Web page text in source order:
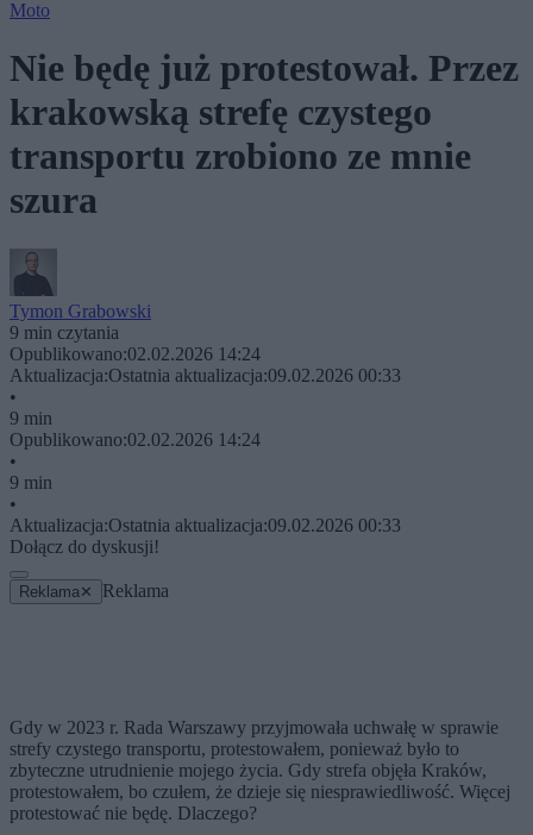
Moto
Nie będę już protestował. Przez
krakowską strefę czystego
transportu zrobiono ze mnie
szura
Tymon Grabowski
9 min czytania
Opublikowano:02.02.2026 14:24
Aktualizacja:Ostatnia aktualizacja:09.02.2026 00:33
•
9 min
Opublikowano:02.02.2026 14:24
•
9 min
•
Aktualizacja:Ostatnia aktualizacja:09.02.2026 00:33
Dołącz do dyskusji!
Reklama ✕ Reklama
Gdy w 2023 r. Rada Warszawy przyjmowała uchwałę w sprawie
strefy czystego transportu, protestowałem, ponieważ było to
zbyteczne utrudnienie mojego życia. Gdy strefa objęła Kraków,
protestowałem, bo czułem, że dzieje się niesprawiedliwość. Więcej
protestować nie będę. Dlaczego?